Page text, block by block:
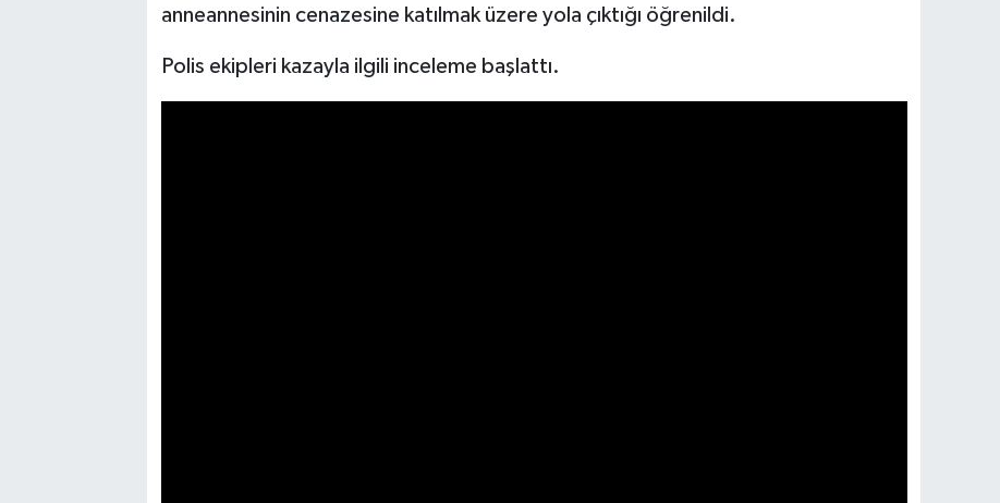
anneannesinin cenazesine katılmak üzere yola çıktığı öğrenildi.
Polis ekipleri kazayla ilgili inceleme başlattı.